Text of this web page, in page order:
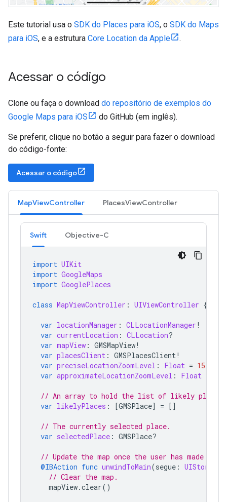
Este tutorial usa o SDK do Places para iOS, o SDK do Maps
para iOS, e a estrutura Core Location da Apple .
Acessar o código
Clone ou faça o download do repositório de exemplos do
Google Maps para iOS
do GitHub (em inglês).
Se preferir, clique no botão a seguir para fazer o download
do código-fonte:
Acessar o código
MapViewController PlacesViewController
Swift Objective-C
import UIKit
import GoogleMaps
import GooglePlaces
class MapViewController : UIViewController {
var locationManager : CLLocationManager !
var currentLocation : CLLocation?
var mapView : GMSMapView!
var placesClient : GMSPlacesClient!
var preciseLocationZoomLevel : Float = 15.0
var approximateLocationZoomLevel : Float
// An array to hold the list of likely places.
var likelyPlaces : [GMSPlace] = []
// The currently selected place.
var selectedPlace : GMSPlace?
// Update the map once the user has made
@IBAction func unwindToMain(segue :
// Clear the map.
mapView.clear()